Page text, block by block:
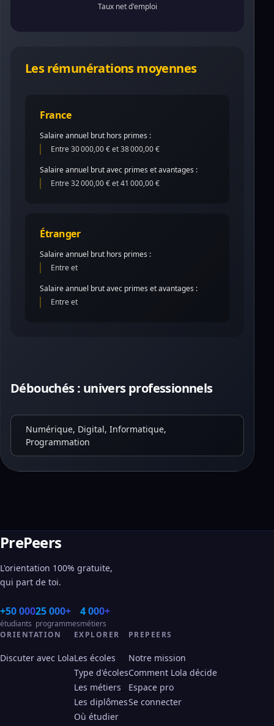
Taux net d'emploi
Les rémunérations moyennes
France
Salaire annuel brut hors primes :
Entre 30 000,00 € et 38 000,00 €
Salaire annuel brut avec primes et avantages :
Entre 32 000,00 € et 41 000,00 €
Étranger
Salaire annuel brut hors primes :
Entre et
Salaire annuel brut avec primes et avantages :
Entre et
Débouchés : univers professionnels
Numérique, Digital, Informatique,
Programmation
PrePeers
L'orientation 100% gratuite,
qui part de toi.
+50 000
étudiants
25 000+
programmes
4 000+
métiers
ORIENTATION
Discuter avec Lola
EXPLORER
Les écoles
Type d'écoles
Les métiers
Les diplômes
Où étudier
PREPEERS
Notre mission
Comment Lola décide
Espace pro
Se connecter